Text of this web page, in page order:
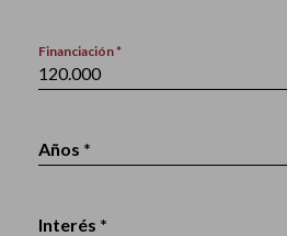
Financiación *
Años *
Interés *